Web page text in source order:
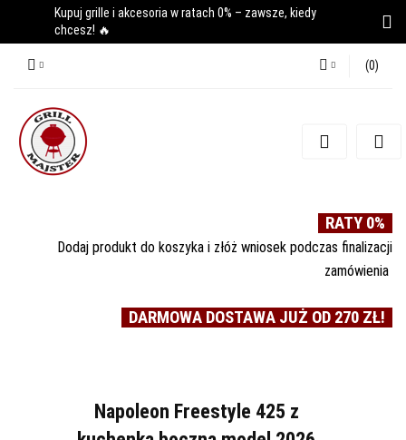
Kupuj grille i akcesoria w ratach 0% – zawsze, kiedy
chcesz! 🔥
Zarejestruj się
(0)
RATY 0%
Dodaj produkt do koszyka i złóż wniosek podczas finalizacji
zamówienia
DARMOWA DOSTAWA JUŻ OD 270 ZŁ!
Napoleon Freestyle 425 z